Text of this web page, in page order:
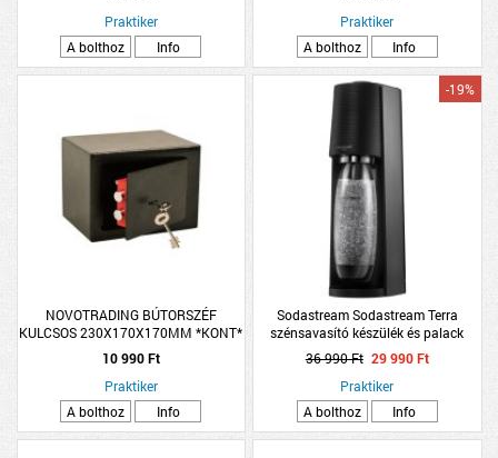
Praktiker
A bolthoz
Info
Praktiker
A bolthoz
Info
NOVOTRADING BÚTORSZÉF
KULCSOS 230X170X170MM *KONT*
10 990 Ft
Praktiker
A bolthoz
Info
Sodastream Sodastream Terra
szénsavasító készülék és palack
44x20x20cm fekete
-19%
36 990 Ft 29 990 Ft
Praktiker
A bolthoz
Info